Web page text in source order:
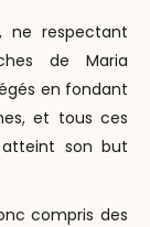
ne respectant
de Maria
en fondant
et tous ces
son but
compris des